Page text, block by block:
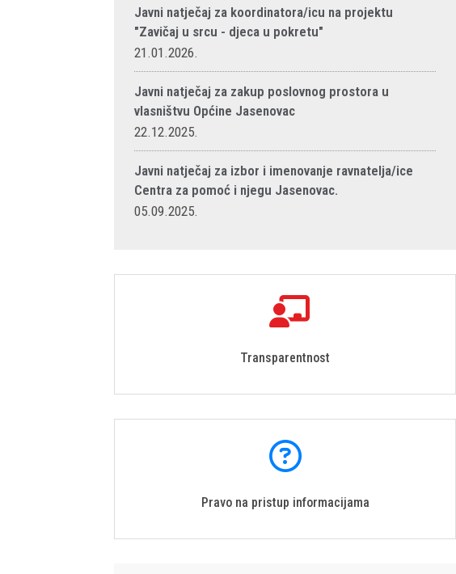
Javni natječaj za koordinatora/icu na projektu
"Zavičaj u srcu - djeca u pokretu"
21.01.2026.
Javni natječaj za zakup poslovnog prostora u
vlasništvu Općine Jasenovac
22.12.2025.
Javni natječaj za izbor i imenovanje ravnatelja/ice
Centra za pomoć i njegu Jasenovac.
05.09.2025.
Transparentnost
Pravo na pristup informacijama